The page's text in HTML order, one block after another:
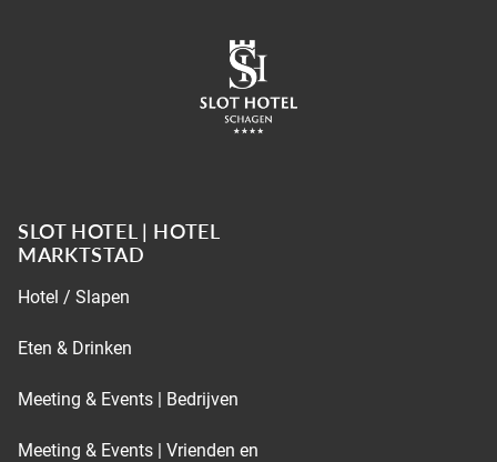
SLOT HOTEL | HOTEL
MARKTSTAD
Hotel / Slapen
Eten & Drinken
Meeting & Events | Bedrijven
Meeting & Events | Vrienden en